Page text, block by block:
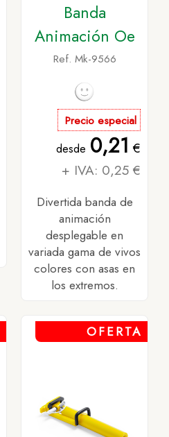
Banda
Animación Oe
Ref. Mk-9566
Precio especial
desde 0,21 €
+ IVA: 0,25 €
Divertida banda de
animación
desplegable en
variada gama de vivos
colores con asas en
los extremos.
OFERTA